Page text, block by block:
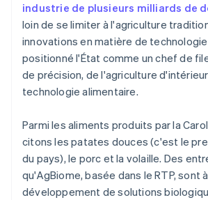
industrie de plusieurs milliards de
loin de se limiter à l'agriculture
innovations en matière de
positionné l'État comme un chef de
de précision, de l'agriculture
technologie alimentaire.
Parmi les aliments produits par la
citons les patates douces (c'est le
du pays), le porc et la volaille. Des
qu'AgBiome, basée dans le RTP, sont
développement de solutions